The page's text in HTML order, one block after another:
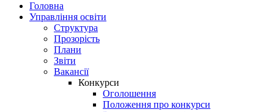
Головна
Управління освіти
Структура
Прозорість
Плани
Звіти
Вакансії
Конкурси
Оголошення
Положення про конкурси